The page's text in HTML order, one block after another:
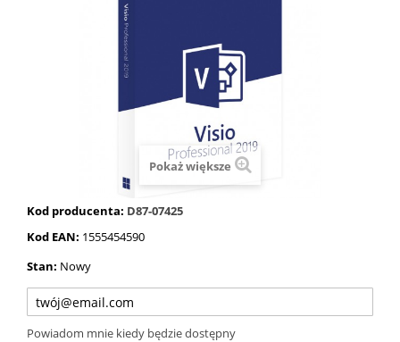
Pokaż większe
Kod producenta: D87-07425
Kod EAN: 1555454590
Stan: Nowy
Powiadom mnie kiedy będzie dostępny